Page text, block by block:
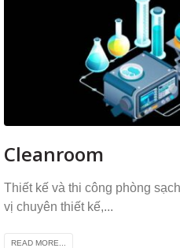
Cleanroom
Thiết kế và thi công phòng
vị chuyên thiết kế,...
READ MORE...